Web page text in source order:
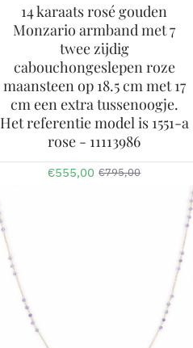
14 karaats rosé gouden
Monzario armband met 7
twee zijdig
cabouchongeslepen roze
maansteen op 18.5 cm met 17
cm een extra tussenoogje.
Het referentie model is 1551-a
rose - 11113986
€555,00 €795,00